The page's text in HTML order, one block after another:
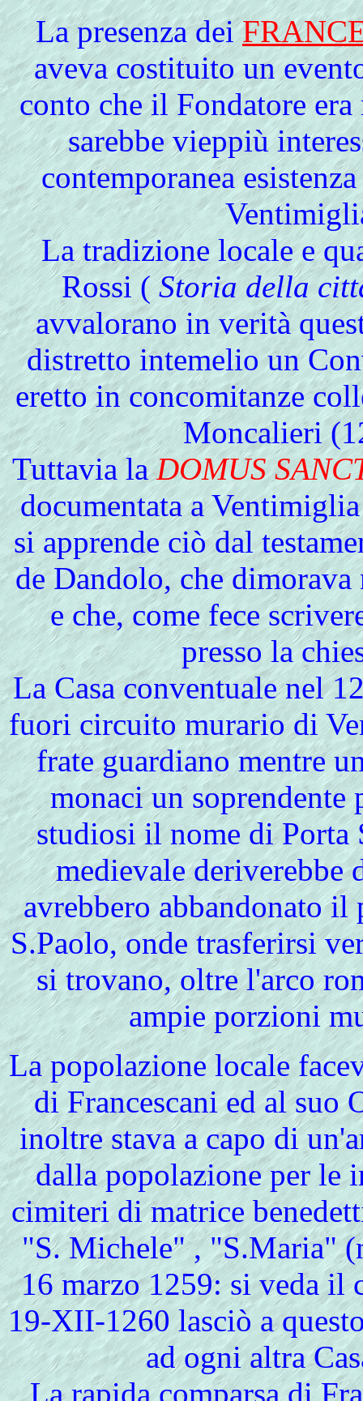
Lapresenza dei
aveva costituito un
conto che il Fondatore
sarebbe vieppiù
contemporanea
La tradizione locale e
Rossi (Storia della
avvalorano in verità
distretto intemelio un
eretto in concomitanze
Moncalieri
Tuttavia laDOMUS
documentata a
si apprende ciò dal
de Dandolo, che
e che, come fece
presso la
La Casa conventuale nel
fuori circuito murario di
frate guardiano mentre
monaci un
studiosi il nome di
medievale deriverebbe
avrebbero abbandonato
S.Paolo, onde trasferirsi
si trovano, oltre l'arco
ampie porzioni
Lapopolazione locale
di Francescani ed al suo
inoltre stava a capo di
dalla popolazione per le
cimiteri di matrice
"S. Michele" , "S.Maria"
16 marzo 1259: si veda il
19-XII-1260 lasciò a
ad ogni altra
La rapida comparsa di